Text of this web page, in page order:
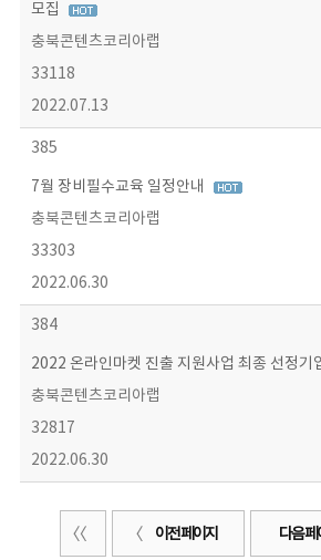
모집
충북콘텐츠코리아랩
33118
2022.07.13
385
7월 장비필수교육 일정안내
충북콘텐츠코리아랩
33303
2022.06.30
384
2022 온라인마켓 진출 지원사업 최종 선정기
충북콘텐츠코리아랩
32817
2022.06.30
이전 페이지 다음 페